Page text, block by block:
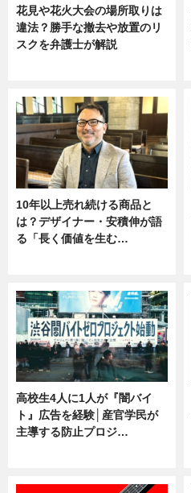
花見や花火大会の場所取りは
違法？勝手な撤去や放置のリ
スクを弁護士が解説
10年以上売れ続ける商品と
は？デザイナー・安積伸が語
る「長く価値を生む…
高校生4人に1人が『闇バイ
ト』広告を経験│産官学民が
主導する防止プロジ…